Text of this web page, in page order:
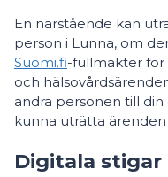
En närstående kan
person i Lunna, om
Suomi.fi-fullmakter för
och
andra personen till
kunna uträtta ärenden
Digitala